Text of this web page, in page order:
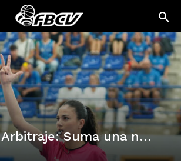
Cursos de Arbitraje: Suma una nueva experiencia en el baloncesto